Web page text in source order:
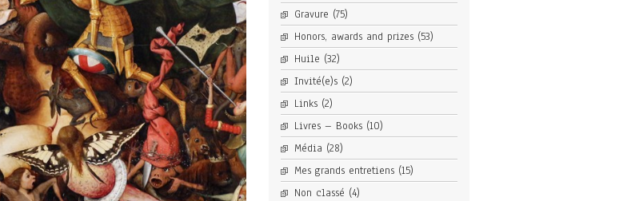
Gravure (75)
Honors, awards and prizes(53)
Huile (32)
Invité(e)s(2)
Links(2)
Livres – Books(10)
Média (28)
Mes grands entretiens(15)
Non classé (4)